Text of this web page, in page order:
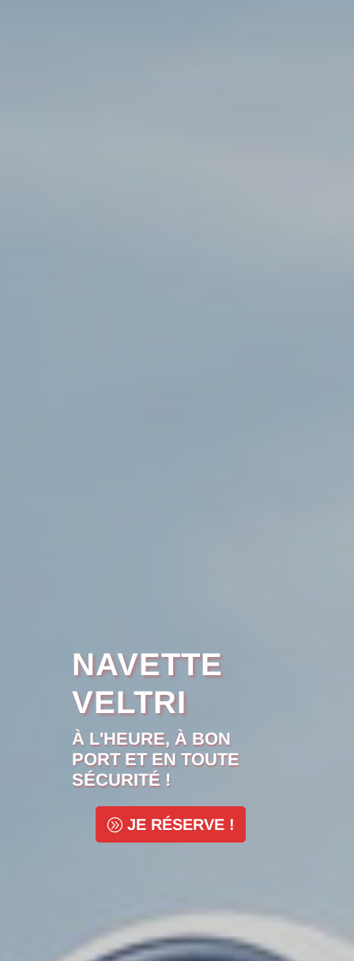
NAVETTE
VELTRI
À L'HEURE, À BON
PORT ET EN TOUTE
SÉCURITÉ !
JE RÉSERVE !